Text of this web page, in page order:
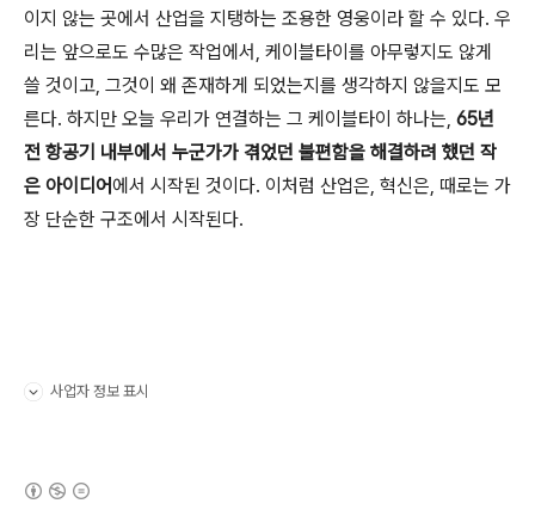
이지 않는 곳에서 산업을 지탱하는 조용한 영웅이라 할 수 있다. 우
리는 앞으로도 수많은 작업에서, 케이블타이를 아무렇지도 않게
쓸 것이고, 그것이 왜 존재하게 되었는지를 생각하지 않을지도 모
른다. 하지만 오늘 우리가 연결하는 그 케이블타이 하나는, 65년
전 항공기 내부에서 누군가가 겪었던 불편함을 해결하려 했던 작
은 아이디어에서 시작된 것이다. 이처럼 산업은, 혁신은, 때로는 가
장 단순한 구조에서 시작된다.
사업자 정보 표시